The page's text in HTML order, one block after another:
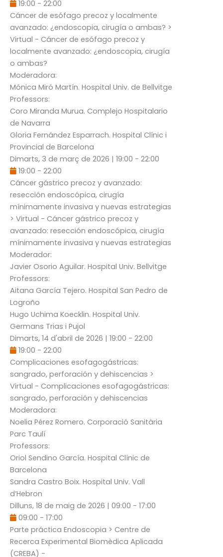
19:00 - 22:00
Cáncer de esófago precoz y localmente
avanzado: ¿endoscopia, cirugía o ambas? >
Virtual - Cáncer de esófago precoz y
localmente avanzado: ¿endoscopia, cirugía
o ambas?
Moderadora:
Mónica Miró Martín. Hospital Univ. de Bellvitge
Professors:
Coro Miranda Murua. Complejo Hospitalario
de Navarra
Gloria Fernández Esparrach. Hospital Clínic i
Provincial de Barcelona
Dimarts, 3 de març de 2026 | 19:00 - 22:00
19:00 - 22:00
Cáncer gástrico precoz y avanzado:
resección endoscópica, cirugía
mínimamente invasiva y nuevas estrategias
> Virtual - Cáncer gástrico precoz y
avanzado: resección endoscópica, cirugía
mínimamente invasiva y nuevas estrategias
Moderador:
Javier Osorio Aguilar. Hospital Univ. Bellvitge
Professors:
Aitana García Tejero. Hospital San Pedro de
Logroño
Hugo Uchima Koecklin. Hospital Univ.
Germans Trias i Pujol
Dimarts, 14 d'abril de 2026 | 19:00 - 22:00
19:00 - 22:00
Complicaciones esofagogástricas:
sangrado, perforación y dehiscencias >
Virtual - Complicaciones esofagogástricas:
sangrado, perforación y dehiscencias
Moderadora:
Noelia Pérez Romero. Corporació Sanitària
Parc Taulí
Professors:
Oriol Sendino García. Hospital Clínic de
Barcelona
Sandra Castro Boix. Hospital Univ. Vall
d’Hebron
Dilluns, 18 de maig de 2026 | 09:00 - 17:00
09:00 - 17:00
Parte práctica Endoscopia > Centre de
Recerca Experimental Biomèdica Aplicada
(CREBA) -